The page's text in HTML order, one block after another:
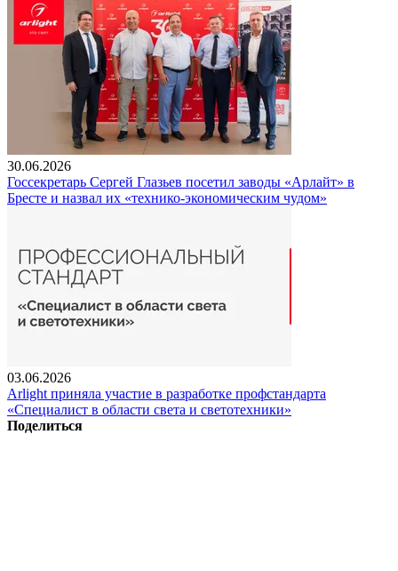
30.06.2026
Госсекретарь Сергей Глазьев посетил заводы «Арлайт» в
Бресте и назвал их «технико-экономическим чудом»
03.06.2026
Arlight приняла участие в разработке профстандарта
«Специалист в области света и светотехники»
Поделиться